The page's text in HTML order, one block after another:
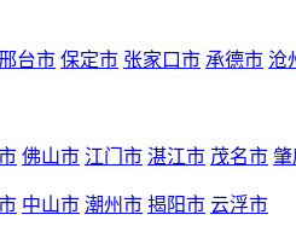
台市 保定市 张家口市 承德市 沧
佛山市 江门市 湛江市 茂名市 肇
中山市 潮州市 揭阳市 云浮市